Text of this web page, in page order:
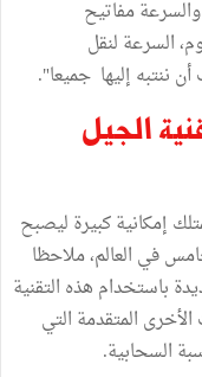
مفاتيح
السرعة لنقل
ننتبه إليها جميعا".
الجيل
إمكانية كبيرة ليصبح
في العالم، ملاحظا
باستخدام هذه التقنية
الأخرى المتقدمة التي
السحابية.